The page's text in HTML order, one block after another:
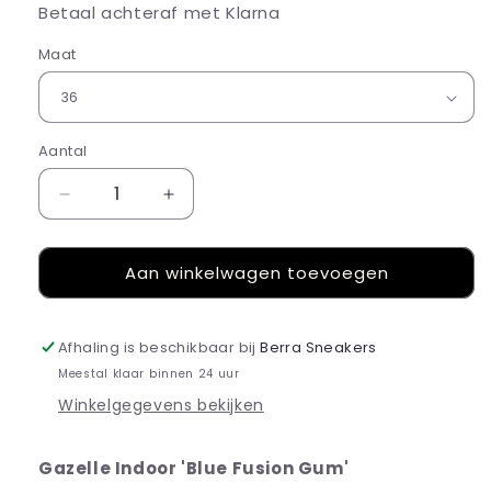
Betaal achteraf met Klarna
Maat
Aantal
Aantal
verlagen
voor
Gazelle
Indoor
Fusion
Gum
Aantal
verhogen
voor
Gazelle
Indoor
Fusion
Gum
Aan winkelwagen toevoegen
Afhaling is beschikbaar bijBerra Sneakers
Meestal klaar binnen 24 uur
Winkelgegevens bekijken
Gazelle Indoor 'Blue Fusion Gum'